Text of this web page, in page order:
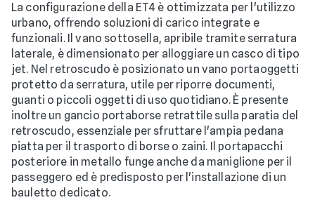
La configurazione della ET4 è ottimizzata per l'utilizzo
urbano, offrendo soluzioni di carico integrate e
funzionali. Il vano sottosella, apribile tramite serratura
laterale, è dimensionato per alloggiare un casco di tipo
jet. Nel retroscudo è posizionato un vano portaoggetti
protetto da serratura, utile per riporre documenti,
guanti o piccoli oggetti di uso quotidiano. È presente
inoltre un gancio portaborse retrattile sulla paratia del
retroscudo, essenziale per sfruttare l'ampia pedana
piatta per il trasporto di borse o zaini. Il portapacchi
posteriore in metallo funge anche da maniglione per il
passeggero ed è predisposto per l'installazione di un
bauletto dedicato.